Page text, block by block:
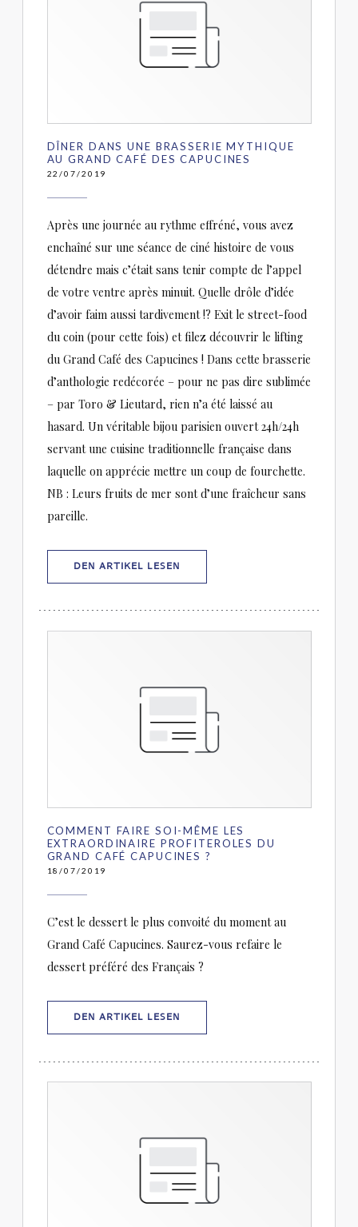
DÎNER DANS UNE BRASSERIE MYTHIQUE
AU GRAND CAFÉ DES CAPUCINES
22/07/2019
Après une journée au rythme effréné, vous avez
enchaîné sur une séance de ciné histoire de vous
détendre mais c’était sans tenir compte de l’appel
de votre ventre après minuit. Quelle drôle d’idée
d’avoir faim aussi tardivement !? Exit le street-food
du coin (pour cette fois) et filez découvrir le lifting
du Grand Café des Capucines ! Dans cette brasserie
d’anthologie redécorée – pour ne pas dire sublimée
– par Toro & Lieutard, rien n’a été laissé au
hasard. Un véritable bijou parisien ouvert 24h/24h
servant une cuisine traditionnelle française dans
laquelle on apprécie mettre un coup de fourchette.
NB : Leurs fruits de mer sont d’une fraîcheur sans
pareille.
DEN ARTIKEL LESEN
COMMENT FAIRE SOI-MÊME LES
EXTRAORDINAIRE PROFITEROLES DU
GRAND CAFÉ CAPUCINES ?
18/07/2019
C’est le dessert le plus convoité du moment au
Grand Café Capucines. Saurez-vous refaire le
dessert préféré des Français ?
DEN ARTIKEL LESEN